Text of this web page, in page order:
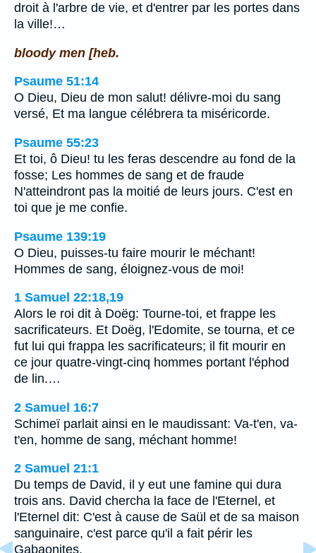
droit à l'arbre de vie, et d'entrer par les portes dans
la ville!…
bloody men [heb.
Psaume 51:14
O Dieu, Dieu de mon salut! délivre-moi du sang
versé, Et ma langue célébrera ta miséricorde.
Psaume 55:23
Et toi, ô Dieu! tu les feras descendre au fond de la
fosse; Les hommes de sang et de fraude
N'atteindront pas la moitié de leurs jours. C'est en
toi que je me confie.
Psaume 139:19
O Dieu, puisses-tu faire mourir le méchant!
Hommes de sang, éloignez-vous de moi!
1 Samuel 22:18,19
Alors le roi dit à Doëg: Tourne-toi, et frappe les
sacrificateurs. Et Doëg, l'Edomite, se tourna, et ce
fut lui qui frappa les sacrificateurs; il fit mourir en
ce jour quatre-vingt-cinq hommes portant l'éphod
de lin.…
2 Samuel 16:7
Schimeï parlait ainsi en le maudissant: Va-t'en, va-
t'en, homme de sang, méchant homme!
2 Samuel 21:1
Du temps de David, il y eut une famine qui dura
trois ans. David chercha la face de l'Eternel, et
l'Eternel dit: C'est à cause de Saül et de sa maison
sanguinaire, c'est parce qu'il a fait périr les
Gabaonites.